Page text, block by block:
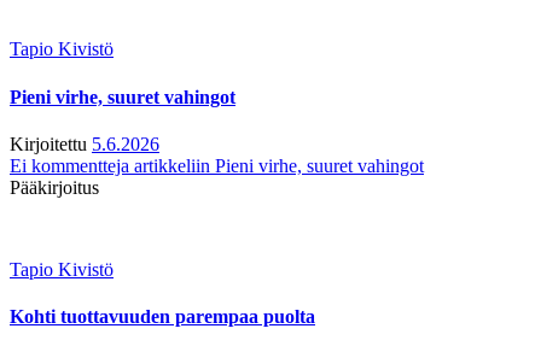
Tapio Kivistö
Pieni virhe, suuret vahingot
Kirjoitettu 5.6.2026
Ei kommentteja artikkeliin Pieni virhe, suuret vahingot
Pääkirjoitus
Tapio Kivistö
Kohti tuottavuuden parempaa puolta